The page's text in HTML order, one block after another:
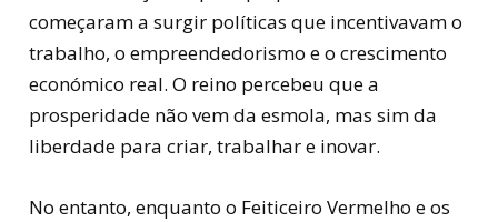
começaram a surgir políticas que incentivavam o
trabalho, o empreendedorismo e o crescimento
económico real. O reino percebeu que a
prosperidade não vem da esmola, mas sim da
liberdade para criar, trabalhar e inovar.
No entanto, enquanto o Feiticeiro Vermelho e os